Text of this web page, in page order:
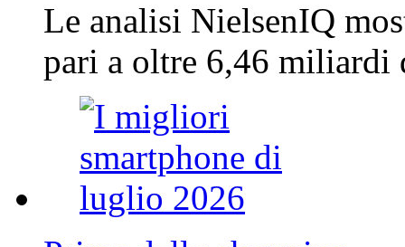
Le analisi NielsenIQ
pari a oltre 6,46